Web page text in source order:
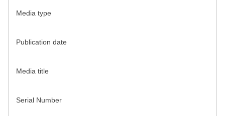
Media type
Publication date
Media title
Serial Number